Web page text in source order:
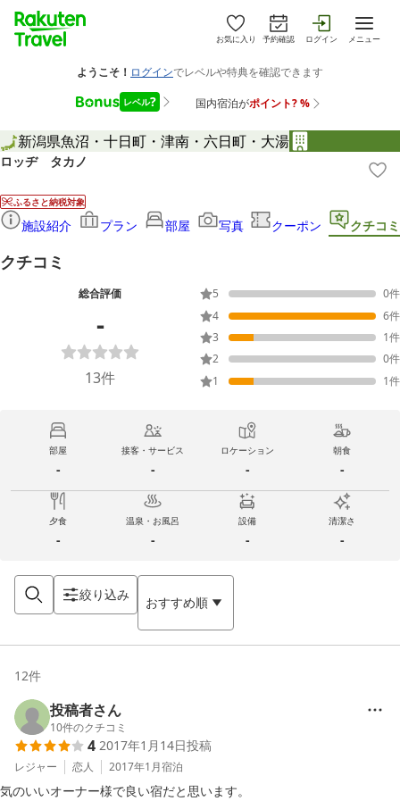
お気に入り 予約確認 ログイン メニュー
新潟県魚沼・十日町・津南・六日町・大湯
ロッヂ タカノ
ふるさと納税対象
施設紹介 プラン 部屋 写真 クーポン クチコミ
クチコミ
総合評価
-
13件
5 0件
4
6件
3
1件
2
0件
1
1件
部屋
-
接客・サービス
-
ロケーション
-
朝食
-
夕食
-
温泉・お風呂
-
設備
-
清潔さ
-
絞り込み おすすめ順
12件
投稿者さん
10件のクチコミ
4 2017年1月14日投稿
レジャー 恋人 2017年1月宿泊
気のいいオーナー様で良い宿だと思います。